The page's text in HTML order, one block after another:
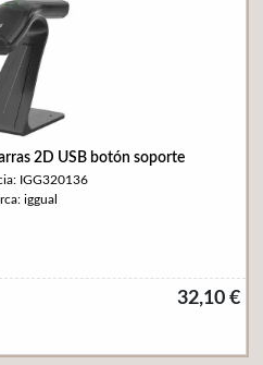
2D USB botón soporte
IGG320136
iggual
32,10 €